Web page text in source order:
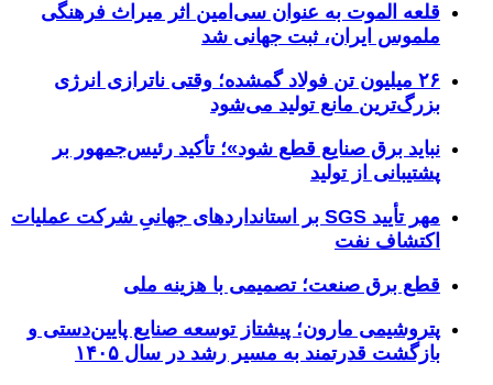
قلعه الموت به عنوان سی‌امین اثر میراث‌ فرهنگی
ملموس ایران، ثبت جهانی شد
۲۶ میلیون تن فولاد گمشده؛ وقتی ناترازی انرژی
بزرگ‌ترین مانع تولید می‌شود
نباید برق صنایع قطع شود»؛ تأکید رئیس‌جمهور بر
پشتیبانی از تولید
مهر تأیید SGS بر استانداردهای جهانیِ شرکت عملیات
اکتشاف نفت
قطع برق صنعت؛ تصمیمی با هزینه ملی
پتروشیمی مارون؛ پیشتاز توسعه صنایع پایین‌دستی و
بازگشت قدرتمند به مسیر رشد در سال ۱۴۰۵